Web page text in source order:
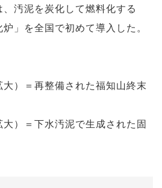
汚泥を炭化して燃料化する
」を全国で初めて導入した。
大）＝再整備された福知山終末
大）＝下水汚泥で生成された固